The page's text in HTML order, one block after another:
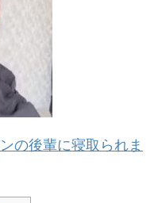
の後輩に寝取られま